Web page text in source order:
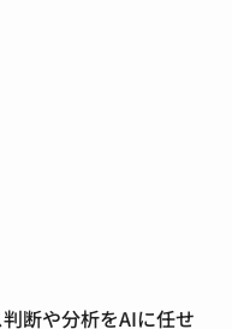
断や分析をAIに任せ